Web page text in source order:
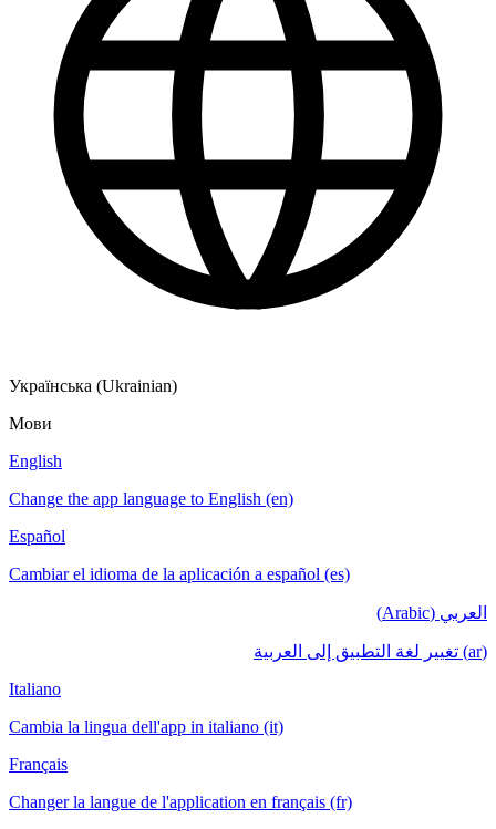
Українська (Ukrainian)
Мови
English
Change the app language to English (en)
Español
Cambiar el idioma de la aplicación a español (es)
العربي (Arabic)
(ar) تغيير لغة التطبيق إلى العربية
Italiano
Cambia la lingua dell'app in italiano (it)
Français
Changer la langue de l'application en français (fr)